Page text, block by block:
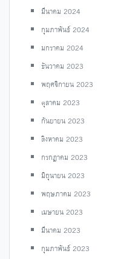
มีนาคม 2024
กุมภาพันธ์ 2024
มกราคม 2024
ธันวาคม 2023
พฤศจิกายน 2023
ตุลาคม 2023
กันยายน 2023
สิงหาคม 2023
กรกฎาคม 2023
มิถุนายน 2023
พฤษภาคม 2023
เมษายน 2023
มีนาคม 2023
กุมภาพันธ์ 2023